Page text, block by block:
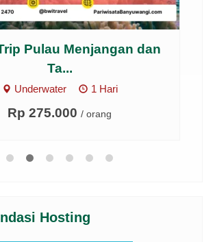
Pulau Menjangan dan
Ta...
Underwater 1 Hari
Rp 275.000 / orang
Hosting